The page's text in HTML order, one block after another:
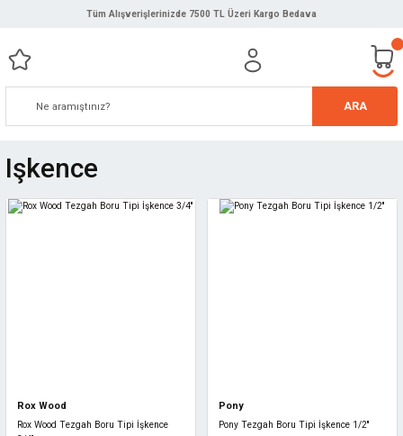
Tüm Alışverişlerinizde 7500 TL Üzeri Kargo Bedava
ARA
Işkence
Rox Wood
Rox Wood Tezgah Boru Tipi İşkence
Pony
Pony Tezgah Boru Tipi İşkence 1/2''